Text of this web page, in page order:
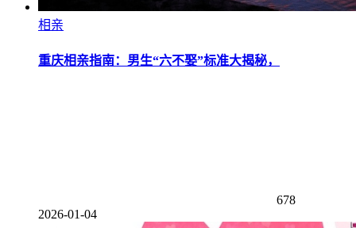
相亲
重庆相亲指南：男生“六不娶”标准大揭秘，
678
2026-01-04